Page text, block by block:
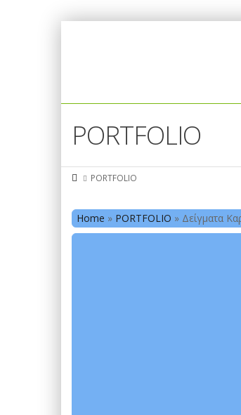
PORTFOLIO
PORTFOLIO
Home » PORTFOLIO » Δείγματα